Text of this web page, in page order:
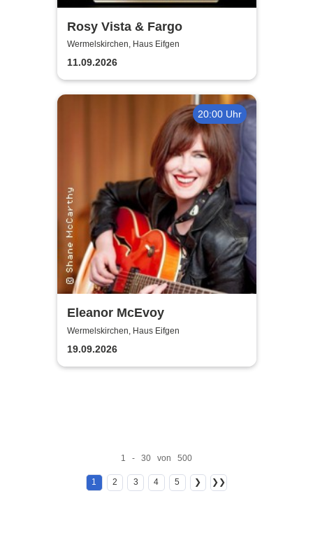
Rosy Vista & Fargo
Wermelskirchen, Haus Eifgen
11.09.2026
20:00 Uhr
Eleanor McEvoy
Wermelskirchen, Haus Eifgen
19.09.2026
1 - 30 von 500
1 2 3 4 5 ❯ ❯❯